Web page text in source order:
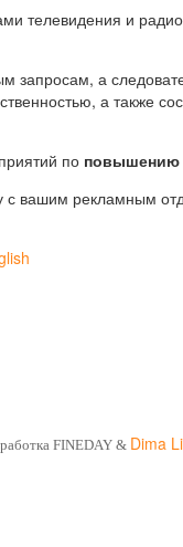
телевидения и
запросам, а
а также
по повышению
с вашим рекламным
FINEDAY & Dima